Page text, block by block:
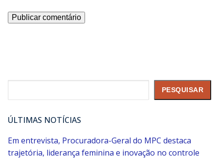
PESQUISAR
ÚLTIMAS NOTÍCIAS
Em entrevista, Procuradora-Geral do MPC destaca
trajetória, liderança feminina e inovação no controle